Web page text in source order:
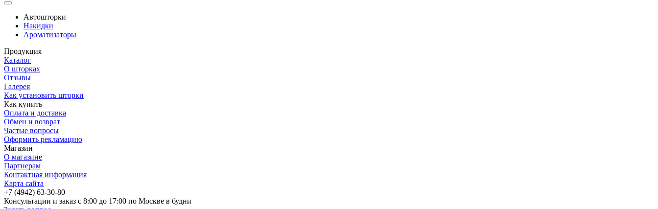
Автошторки
Накидки
Ароматизаторы
Продукция
Каталог
О шторках
Отзывы
Галерея
Как установить шторки
Как купить
Оплата и доставка
Обмен и возврат
Частые вопросы
Оформить рекламацию
Магазин
О магазине
Партнерам
Контактная информация
Карта сайта
+7 (4942) 63-30-80
Консультации и заказ с 8:00 до 17:00 по Москве в будни